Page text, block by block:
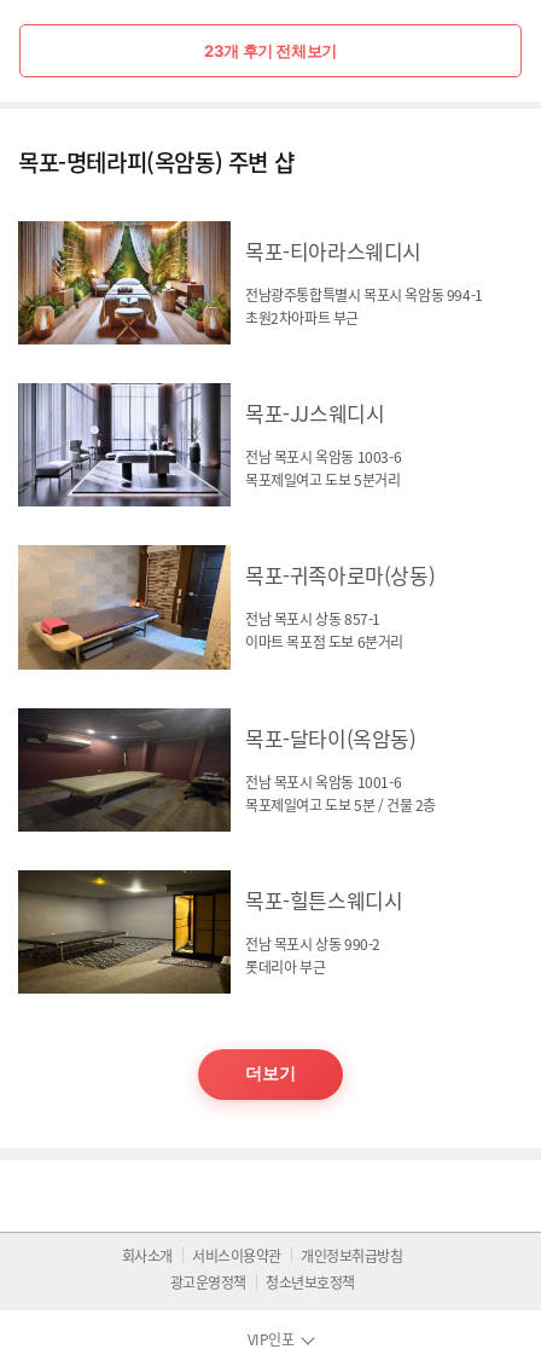
23개 후기 전체보기
목포-명테라피(옥암동) 주변 샵
목포-티아라스웨디시
전남광주통합특별시 목포시 옥암동 994-1
초원2차아파트 부근
목포-JJ스웨디시
전남 목포시 옥암동 1003-6
목포제일여고 도보 5분거리
목포-귀족아로마(상동)
전남 목포시 상동 857-1
이마트 목포점 도보 6분거리
목포-달타이(옥암동)
전남 목포시 옥암동 1001-6
목포제일여고 도보 5분 / 건물 2층
목포-힐튼스웨디시
전남 목포시 상동 990-2
롯데리아 부근
더보기
회사소개 서비스이용약관
개인정보취급방침
광고운영정책
청소년보호정책
VIP인포